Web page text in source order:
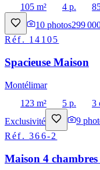
105 m²
4 p.
10 photos299
Réf. 14105
Spacieuse Maison
Montélimar
123 m²
5 p. 3
Exclusivité
9
Réf.366-2
Maison 4 chambres